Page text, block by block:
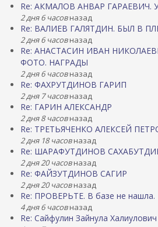
Re: АКМАЛОВ АНВАР ГАРАЕВИЧ.
2 дня 6 часовназад
Re: ВАЛИЕВ ГАЛЯТДИН. БЫЛ В
2 дня 6 часовназад
Re: АНАСТАСИН ИВАН
ФОТО. НАГРАДЫ
2 дня 6 часовназад
Re: ФАХРУТДИНОВ ГАРИП
2 дня 7 часовназад
Re: ГАРИН АЛЕКСАНДР
2 дня 8 часовназад
Re: ТРЕТЬЯЧЕНКО АЛЕКСЕЙ
2 дня 18 часовназад
Re: ШАРАФУТДИНОВ
2 дня 20 часовназад
Re: ФАЙЗУТДИНОВ САГИР
2 дня 20 часовназад
Re: ПРОВЕРЬТЕ. В базе не нашла.
4 дня 6 часовназад
Re: Сайфулин Зайнула